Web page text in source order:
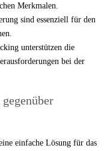
Merkmalen.
sind essenziell für den
unterstützen die
bei der
einfache Lösung für das